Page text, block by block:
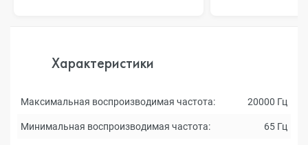
Характеристики
Максимальная воспроизводимая частота: 20000 Гц
Минимальная воспроизводимая частота: 65 Гц